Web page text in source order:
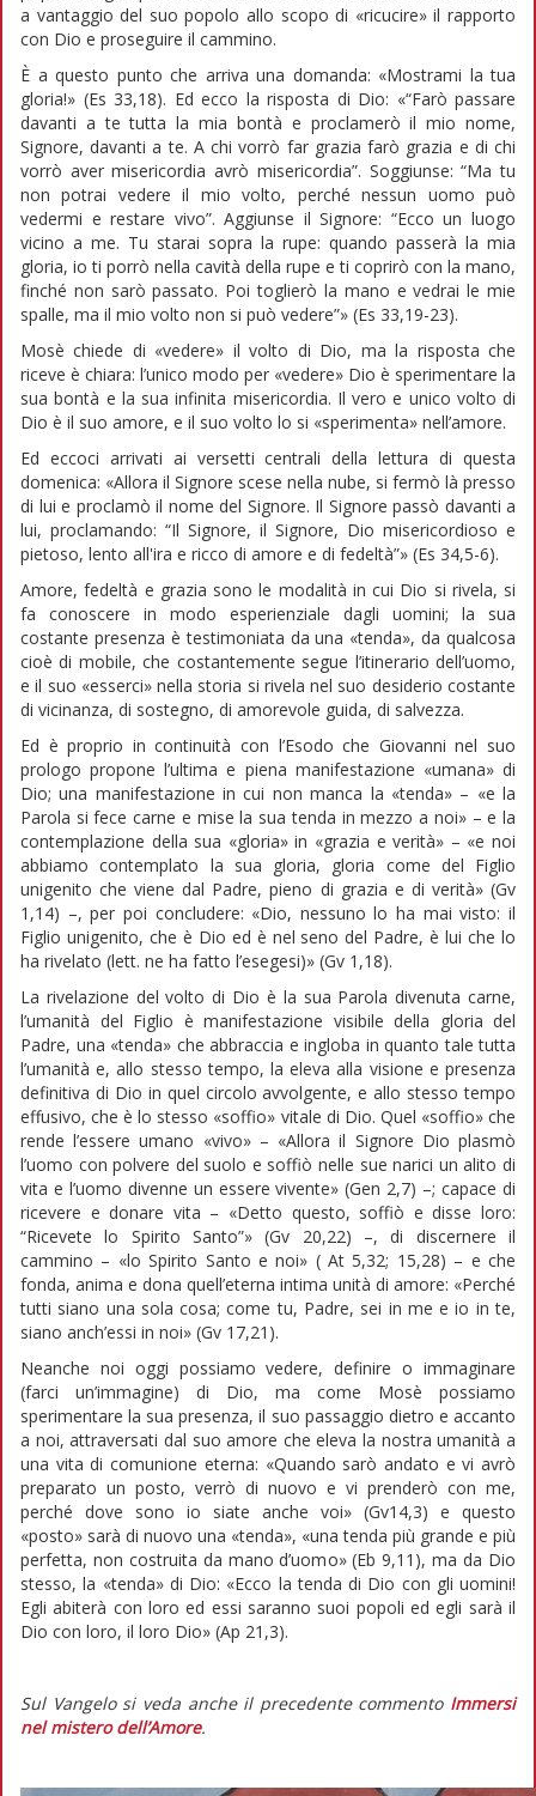
a vantaggio del suo popolo allo scopo di «ricucire» il rapporto
con Dio e proseguire il cammino.
È a questo punto che arriva una domanda: «Mostrami la tua
gloria!» (Es 33,18). Ed ecco la risposta di Dio: «“Farò passare
davanti a te tutta la mia bontà e proclamerò il mio nome,
Signore, davanti a te. A chi vorrò far grazia farò grazia e di chi
vorrò aver misericordia avrò misericordia”. Soggiunse: “Ma tu
non potrai vedere il mio volto, perché nessun uomo può
vedermi e restare vivo”. Aggiunse il Signore: “Ecco un luogo
vicino a me. Tu starai sopra la rupe: quando passerà la mia
gloria, io ti porrò nella cavità della rupe e ti coprirò con la mano,
finché non sarò passato. Poi toglierò la mano e vedrai le mie
spalle, ma il mio volto non si può vedere”» (Es 33,19-23).
Mosè chiede di «vedere» il volto di Dio, ma la risposta che
riceve è chiara: l’unico modo per «vedere» Dio è sperimentare la
sua bontà e la sua infinita misericordia. Il vero e unico volto di
Dio è il suo amore, e il suo volto lo si «sperimenta» nell’amore.
Ed eccoci arrivati ai versetti centrali della lettura di questa
domenica: «Allora il Signore scese nella nube, si fermò là presso
di lui e proclamò il nome del Signore. Il Signore passò davanti a
lui, proclamando: “Il Signore, il Signore, Dio misericordioso e
pietoso, lento all'ira e ricco di amore e di fedeltà”» (Es 34,5-6).
Amore, fedeltà e grazia sono le modalità in cui Dio si rivela, si
fa conoscere in modo esperienziale dagli uomini; la sua
costante presenza è testimoniata da una «tenda», da qualcosa
cioè di mobile, che costantemente segue l’itinerario dell’uomo,
e il suo «esserci» nella storia si rivela nel suo desiderio costante
di vicinanza, di sostegno, di amorevole guida, di salvezza.
Ed è proprio in continuità con l’Esodo che Giovanni nel suo
prologo propone l’ultima e piena manifestazione «umana» di
Dio; una manifestazione in cui non manca la «tenda» – «e la
Parola si fece carne e mise la sua tenda in mezzo a noi» – e la
contemplazione della sua «gloria» in «grazia e verità» – «e noi
abbiamo contemplato la sua gloria, gloria come del Figlio
unigenito che viene dal Padre, pieno di grazia e di verità» (Gv
1,14) –, per poi concludere: «Dio, nessuno lo ha mai visto: il
Figlio unigenito, che è Dio ed è nel seno del Padre, è lui che lo
ha rivelato (lett. ne ha fatto l’esegesi)» (Gv 1,18).
La rivelazione del volto di Dio è la sua Parola divenuta carne,
l’umanità del Figlio è manifestazione visibile della gloria del
Padre, una «tenda» che abbraccia e ingloba in quanto tale tutta
l’umanità e, allo stesso tempo, la eleva alla visione e presenza
definitiva di Dio in quel circolo avvolgente, e allo stesso tempo
effusivo, che è lo stesso «soffio» vitale di Dio. Quel «soffio» che
rende l’essere umano «vivo» – «Allora il Signore Dio plasmò
l’uomo con polvere del suolo e soffiò nelle sue narici un alito di
vita e l’uomo divenne un essere vivente» (Gen 2,7) –; capace di
ricevere e donare vita – «Detto questo, soffiò e disse loro:
“Ricevete lo Spirito Santo”» (Gv 20,22) –, di discernere il
cammino – «lo Spirito Santo e noi» ( At 5,32; 15,28) – e che
fonda, anima e dona quell’eterna intima unità di amore: «Perché
tutti siano una sola cosa; come tu, Padre, sei in me e io in te,
siano anch’essi in noi» (Gv 17,21).
Neanche noi oggi possiamo vedere, definire o immaginare
(farci un’immagine) di Dio, ma come Mosè possiamo
sperimentare la sua presenza, il suo passaggio dietro e accanto
a noi, attraversati dal suo amore che eleva la nostra umanità a
una vita di comunione eterna: «Quando sarò andato e vi avrò
preparato un posto, verrò di nuovo e vi prenderò con me,
perché dove sono io siate anche voi» (Gv14,3) e questo
«posto» sarà di nuovo una «tenda», «una tenda più grande e più
perfetta, non costruita da mano d’uomo» (Eb 9,11), ma da Dio
stesso, la «tenda» di Dio: «Ecco la tenda di Dio con gli uomini!
Egli abiterà con loro ed essi saranno suoi popoli ed egli sarà il
Dio con loro, il loro Dio» (Ap 21,3).
Sul Vangelo si veda anche il precedente commento Immersi
nel mistero dell’Amore.